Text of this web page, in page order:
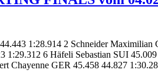
1:28.914 2 Schneider
6 Häfeli Sebastian SUI
Chayenne GER 45.458 44.827